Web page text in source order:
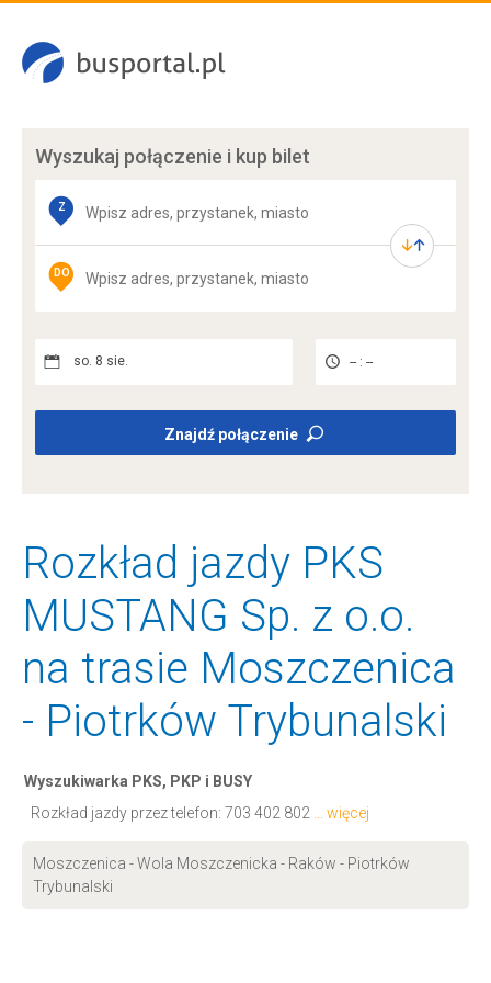
Wyszukaj połączenie i kup bilet
Z
DO
so. 8 sie. -- : --
Znajdź połączenie
Rozkład jazdy PKS
MUSTANG Sp. z o.o.
na trasie Moszczenica
- Piotrków Trybunalski
Wyszukiwarka PKS, PKP i BUSY
Rozkład jazdy przez telefon: 703 402 802 ... więcej
Moszczenica - Wola Moszczenicka - Raków - Piotrków
Trybunalski